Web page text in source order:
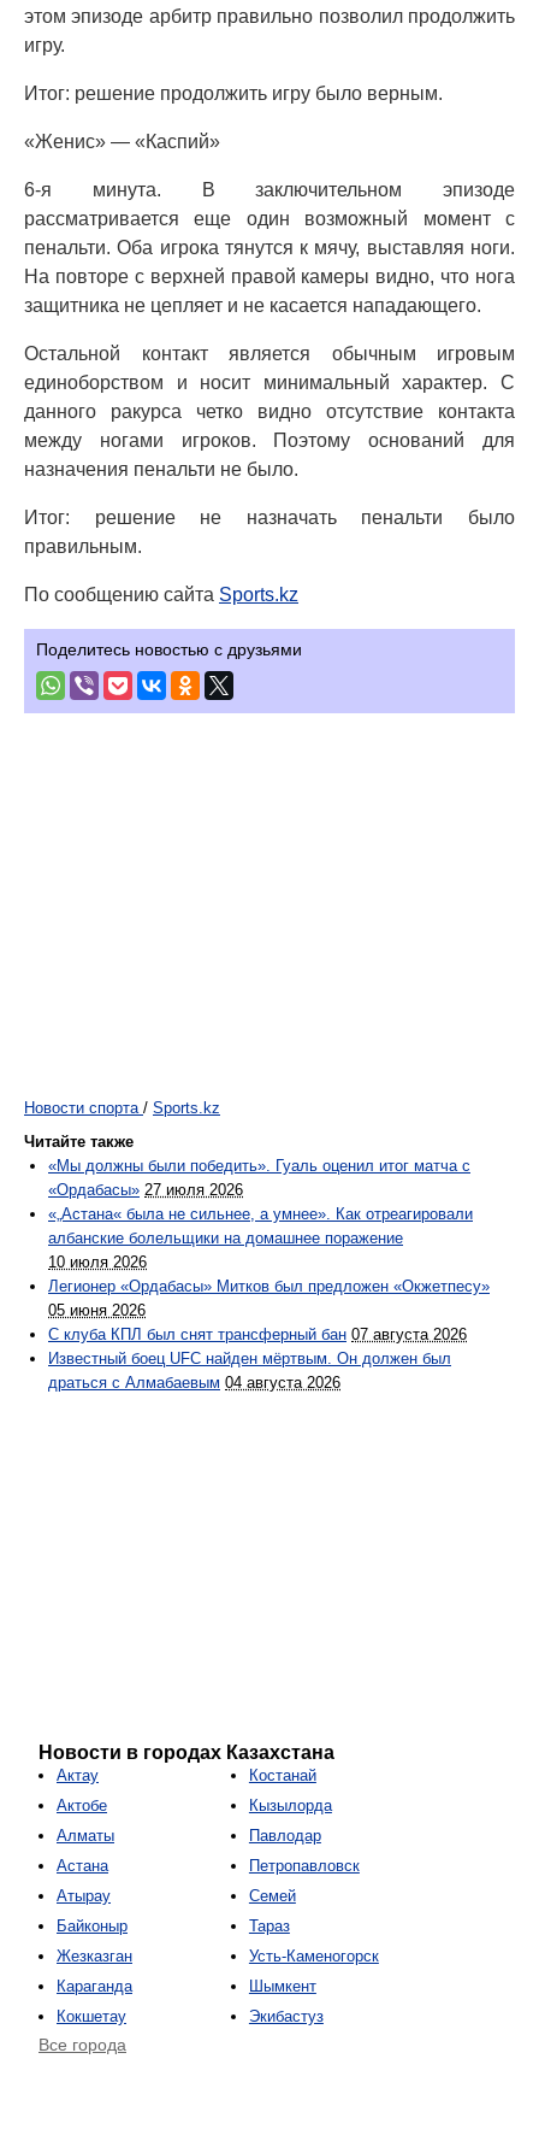
этом эпизоде арбитр правильно позволил продолжить
игру.
Итог: решение продолжить игру было верным.
«Женис» — «Каспий»
6-я минута. В заключительном эпизоде
рассматривается еще один возможный момент с
пенальти. Оба игрока тянутся к мячу, выставляя ноги.
На повторе с верхней правой камеры видно, что нога
защитника не цепляет и не касается нападающего.
Остальной контакт является обычным игровым
единоборством и носит минимальный характер. С
данного ракурса четко видно отсутствие контакта
между ногами игроков. Поэтому оснований для
назначения пенальти не было.
Итог: решение не назначать пенальти было
правильным.
По сообщению сайта Sports.kz
Поделитесь новостью с друзьями
Новости спорта / Sports.kz
Читайте также
«Мы должны были победить». Гуаль оценил итог матча с
«Ордабасы» 27 июля 2026
«„Астана« была не сильнее, а умнее». Как отреагировали
албанские болельщики на домашнее поражение
10 июля 2026
Легионер «Ордабасы» Митков был предложен «Окжетпесу»
05 июня 2026
С клуба КПЛ был снят трансферный бан 07 августа 2026
Известный боец UFC найден мёртвым. Он должен был
драться с Алмабаевым 04 августа 2026
Новости в городах Казахстана
Актау
Актобе
Алматы
Астана
Атырау
Байконыр
Жезказган
Караганда
Кокшетау
Костанай
Кызылорда
Павлодар
Петропавловск
Семей
Тараз
Усть-Каменогорск
Шымкент
Экибастуз
Все города